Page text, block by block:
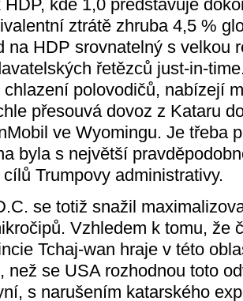
kde 1,0 představuje
ztrátě zhruba 4,5 %
na HDP srovnatelný s velkou
řetězců just-in-
polovodičů, nabízejí
přesouvá dovoz z Kataru
ve Wyomingu. Je třeba
byla s největší
Trumpovy administrativy.
se totiž snažil
Vzhledem k tomu, že
Tchaj-wan hraje v této
než se USA rozhodnou toto
s narušením katarského